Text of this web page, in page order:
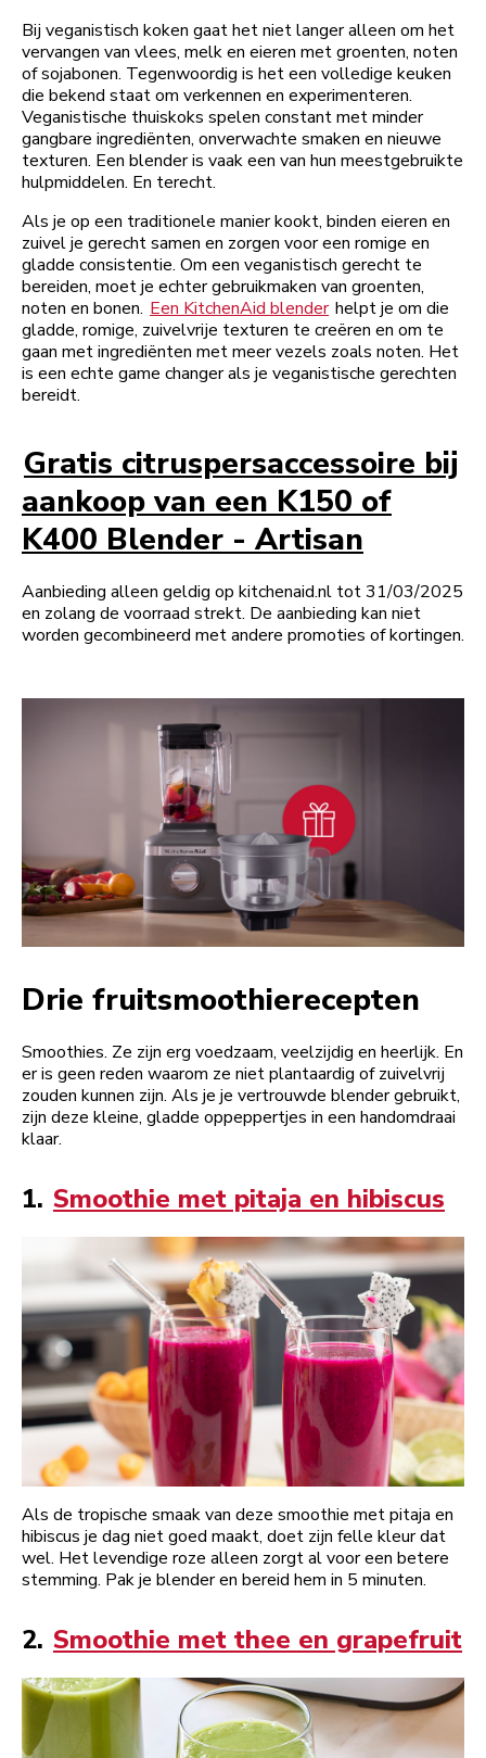
Bij veganistisch koken gaat het niet langer alleen om het
vervangen van vlees, melk en eieren met groenten, noten
of sojabonen. Tegenwoordig is het een volledige keuken
die bekend staat om verkennen en experimenteren.
Veganistische thuiskoks spelen constant met minder
gangbare ingrediënten, onverwachte smaken en nieuwe
texturen. Een blender is vaak een van hun meestgebruikte
hulpmiddelen. En terecht.
Als je op een traditionele manier kookt, binden eieren en
zuivel je gerecht samen en zorgen voor een romige en
gladde consistentie. Om een veganistisch gerecht te
bereiden, moet je echter gebruikmaken van groenten,
noten en bonen. Een KitchenAid blender helpt je om die
gladde, romige, zuivelvrije texturen te creëren en om te
gaan met ingrediënten met meer vezels zoals noten. Het
is een echte game changer als je veganistische gerechten
bereidt.
Gratis citruspersaccessoire bij
aankoop van een K150 of
K400 Blender - Artisan
Aanbieding alleen geldig op kitchenaid.nl tot 31/03/2025
en zolang de voorraad strekt. De aanbieding kan niet
worden gecombineerd met andere promoties of kortingen.
Drie fruitsmoothierecepten
Smoothies. Ze zijn erg voedzaam, veelzijdig en heerlijk. En
er is geen reden waarom ze niet plantaardig of zuivelvrij
zouden kunnen zijn. Als je je vertrouwde blender gebruikt,
zijn deze kleine, gladde oppeppertjes in een handomdraai
klaar.
1. Smoothie met pitaja en hibiscus
Als de tropische smaak van deze smoothie met pitaja en
hibiscus je dag niet goed maakt, doet zijn felle kleur dat
wel. Het levendige roze alleen zorgt al voor een betere
stemming. Pak je blender en bereid hem in 5 minuten.
2. Smoothie met thee en grapefruit